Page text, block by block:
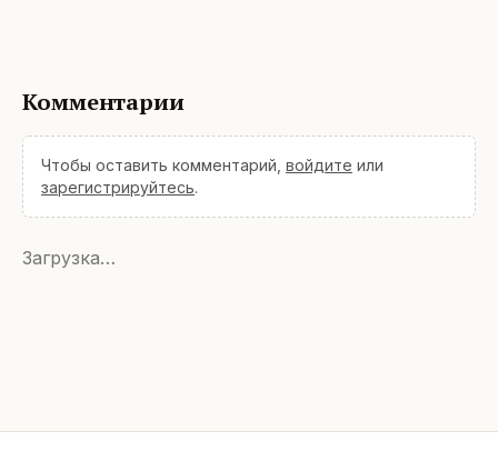
Комментарии
Чтобы оставить комментарий, войдите или
зарегистрируйтесь.
Загрузка…